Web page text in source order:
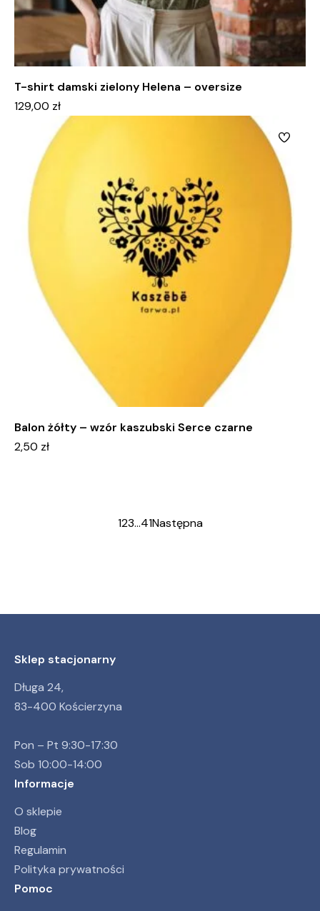
T-shirt damski zielony Helena – oversize
129,00 zł
Balon żółty – wzór kaszubski Serce czarne
2,50 zł
123…41Następna
Sklep stacjonarny
Długa 24,
83-400 Kościerzyna
Pon – Pt 9:30-17:30
Sob 10:00-14:00
Informacje
O sklepie
Blog
Regulamin
Polityka prywatności
Pomoc